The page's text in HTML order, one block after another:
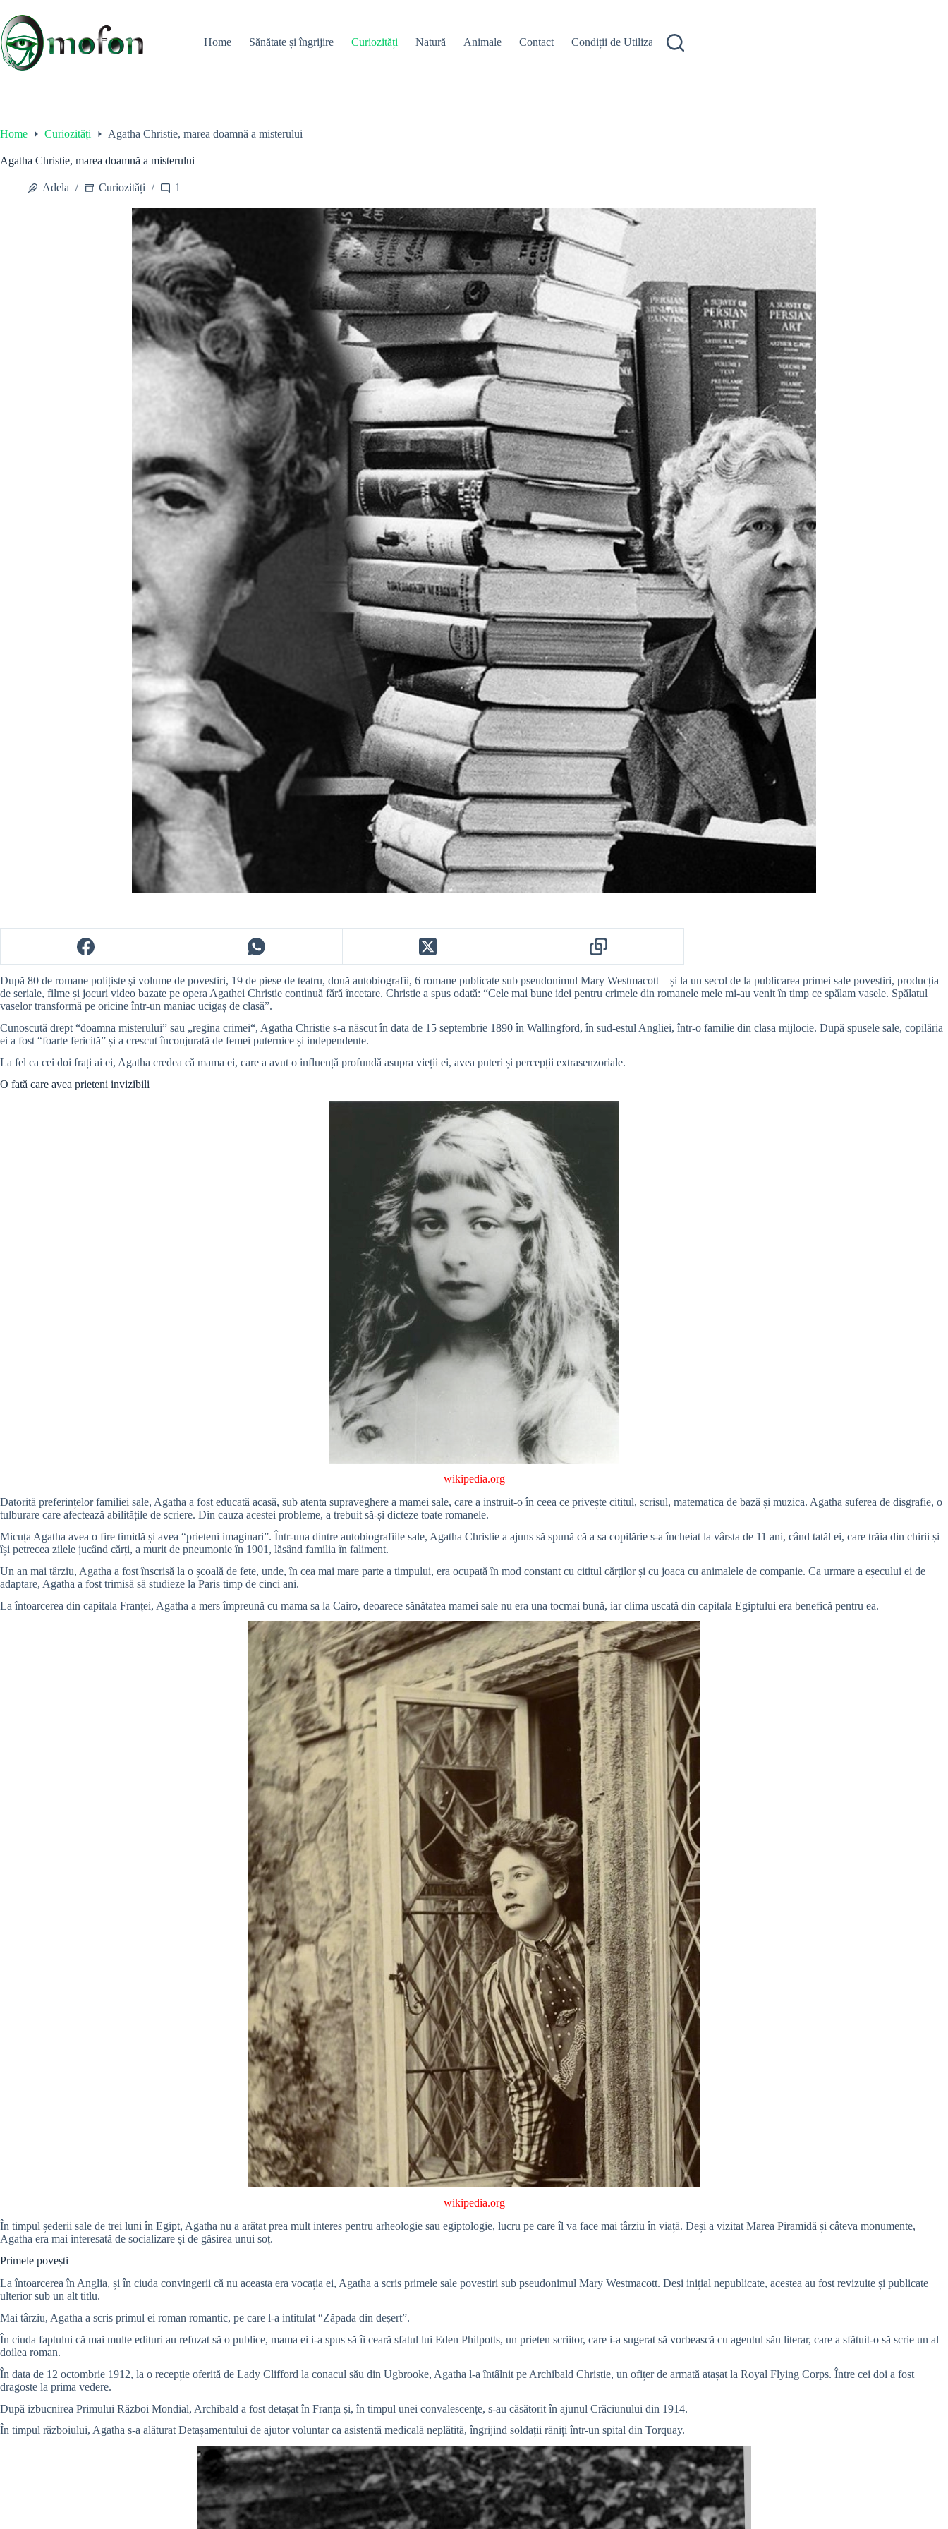
content
Home
Sănătate și îngrijire Curiozități Natură Animale Contact Condiții de Utilizare
Home Curiozități Agatha Christie, marea doamnă a misterului
Agatha Christie, marea doamnă a misterului
Adela Curiozități 1
După 80 de romane polițiste şi volume de povestiri, 19 de piese de teatru, două autobiografii, 6 romane publicate sub pseudonimul Mary Westmacott – și la un secol de la publicarea primei sale povestiri, producția
de seriale, filme și jocuri video bazate pe opera Agathei Christie continuă fără încetare. Christie a spus odată: “Cele mai bune idei pentru crimele din romanele mele mi-au venit în timp ce spălam vasele. Spălatul
vaselor transformă pe oricine într-un maniac ucigaș de clasă”.
Cunoscută drept “doamna misterului” sau „regina crimei“, Agatha Christie s-a născut în data de 15 septembrie 1890 în Wallingford, în sud-estul Angliei, într-o familie din clasa mijlocie. După spusele sale, copilăria
ei a fost “foarte fericită” și a crescut înconjurată de femei puternice și independente.
La fel ca cei doi frați ai ei, Agatha credea că mama ei, care a avut o influență profundă asupra vieții ei, avea puteri și percepții extrasenzoriale.
O fată care avea prieteni invizibili
wikipedia.org
Datorită preferințelor familiei sale, Agatha a fost educată acasă, sub atenta supraveghere a mamei sale, care a instruit-o în ceea ce privește cititul, scrisul, matematica de bază și muzica. Agatha suferea de disgrafie, o
tulburare care afectează abilitățile de scriere. Din cauza acestei probleme, a trebuit să-și dicteze toate romanele.
Micuța Agatha avea o fire timidă și avea “prieteni imaginari”. Într-una dintre autobiografiile sale, Agatha Christie a ajuns să spună că a sa copilărie s-a încheiat la vârsta de 11 ani, când tatăl ei, care trăia din chirii și
își petrecea zilele jucând cărți, a murit de pneumonie în 1901, lăsând familia în faliment.
Un an mai târziu, Agatha a fost înscrisă la o școală de fete, unde, în cea mai mare parte a timpului, era ocupată în mod constant cu cititul cărților și cu joaca cu animalele de companie. Ca urmare a eșecului ei de
adaptare, Agatha a fost trimisă să studieze la Paris timp de cinci ani.
La întoarcerea din capitala Franței, Agatha a mers împreună cu mama sa la Cairo, deoarece sănătatea mamei sale nu era una tocmai bună, iar clima uscată din capitala Egiptului era benefică pentru ea.
wikipedia.org
În timpul șederii sale de trei luni în Egipt, Agatha nu a arătat prea mult interes pentru arheologie sau egiptologie, lucru pe care îl va face mai târziu în viață. Deși a vizitat Marea Piramidă și câteva monumente,
Agatha era mai interesată de socializare și de găsirea unui soț.
Primele povești
La întoarcerea în Anglia, și în ciuda convingerii că nu aceasta era vocația ei, Agatha a scris primele sale povestiri sub pseudonimul Mary Westmacott. Deși inițial nepublicate, acestea au fost revizuite și publicate
ulterior sub un alt titlu.
Mai târziu, Agatha a scris primul ei roman romantic, pe care l-a intitulat “Zăpada din deșert”.
În ciuda faptului că mai multe edituri au refuzat să o publice, mama ei i-a spus să îi ceară sfatul lui Eden Philpotts, un prieten scriitor, care i-a sugerat să vorbească cu agentul său literar, care a sfătuit-o să scrie un al
doilea roman.
În data de 12 octombrie 1912, la o recepție oferită de Lady Clifford la conacul său din Ugbrooke, Agatha l-a întâlnit pe Archibald Christie, un ofițer de armată atașat la Royal Flying Corps. Între cei doi a fost
dragoste la prima vedere.
După izbucnirea Primului Război Mondial, Archibald a fost detașat în Franța și, în timpul unei convalescențe, s-au căsătorit în ajunul Crăciunului din 1914.
În timpul războiului, Agatha s-a alăturat Detașamentului de ajutor voluntar ca asistentă medicală neplătită, îngrijind soldații răniți într-un spital din Torquay.